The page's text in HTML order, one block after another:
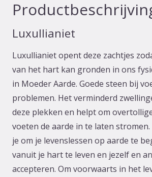
Luxullianiet
Luxullianiet opent deze zachtjes
van het hart kan gronden in ons
in Moeder Aarde. Goede steen bij
problemen. Het verminderd
deze plekken en helpt om
voeten de aarde in te laten
je om je levenslessen op aarde te
vanuit je hart te leven en jezelf en
accepteren. Om voorwaarts in het